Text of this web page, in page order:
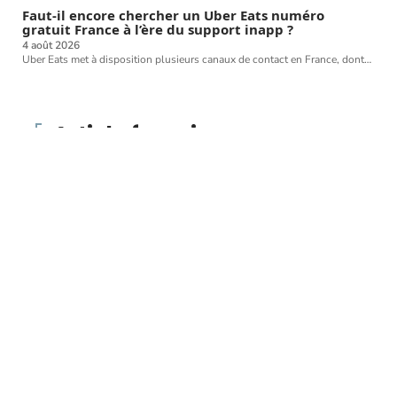
Faut-il encore chercher un Uber Eats numéro
gratuit France à l’ère du support inapp ?
4 août 2026
Uber Eats met à disposition plusieurs canaux de contact en France, dont…
Article favori